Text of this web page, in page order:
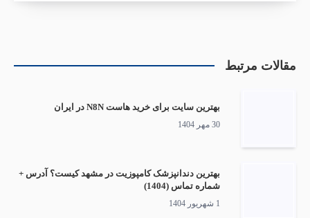
مقالات مرتبط
بهترین سایت برای خرید هاست N8N در ایران
30 مهر 1404
بهترین دندانپزشک کامپوزیت در مشهد کیست؟ آدرس +
شماره تماس (1404)
1 شهریور 1404